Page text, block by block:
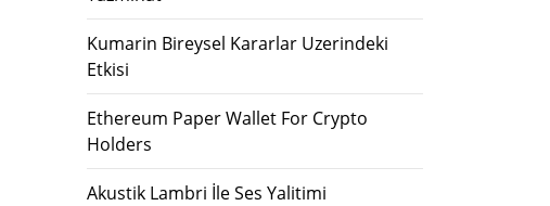
Kumarin Bireysel Kararlar Uzerindeki
Etkisi
Ethereum Paper Wallet For Crypto
Holders
Akustik Lambri İle Ses Yalitimi